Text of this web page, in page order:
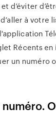
d’éviter
à votre
Récents en
un numéro